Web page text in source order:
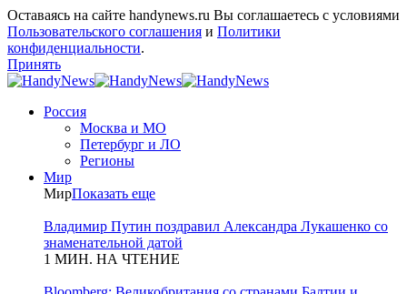
Оставаясь на сайте handynews.ru Вы соглашаетесь с условиями
Пользовательского соглашения и Политики
конфиденциальности.
Принять
Россия
Москва и МО
Петербург и ЛО
Регионы
Мир
МирПоказать еще
Владимир Путин поздравил Александра Лукашенко со
знаменательной датой
1 МИН. НА ЧТЕНИЕ